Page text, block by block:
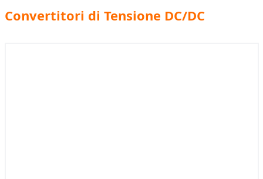
Convertitori di Tensione DC/DC